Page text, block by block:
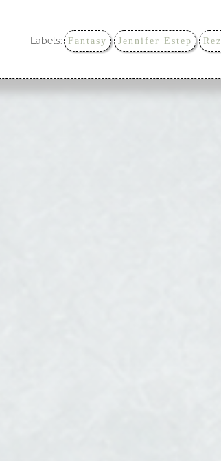
Labels: Fantasy Jennifer Estep